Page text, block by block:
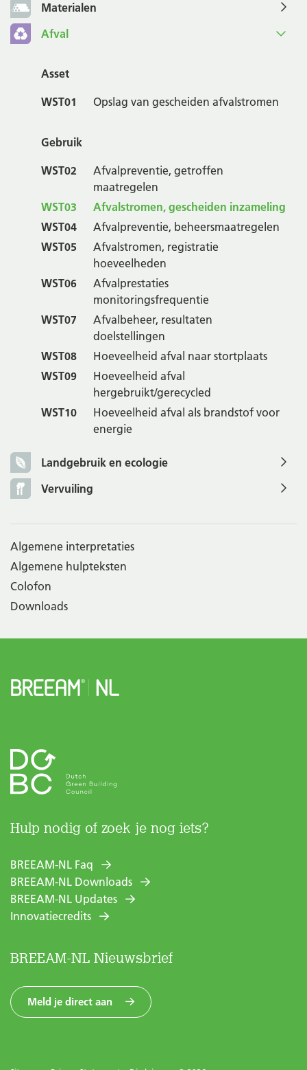
Materialen
Afval
Asset
WST01 Opslag van gescheiden afvalstromen
Gebruik
WST02
Afvalpreventie, getroffen
maatregelen
WST03
Afvalstromen, gescheiden inzameling
WST04
Afvalpreventie, beheersmaatregelen
WST05
Afvalstromen, registratie
hoeveelheden
WST06
Afvalprestaties
monitoringsfrequentie
WST07
Afvalbeheer, resultaten
doelstellingen
WST08
Hoeveelheid afval naar stortplaats
WST09
Hoeveelheid afval
hergebruikt/gerecycled
WST10
Hoeveelheid afval als brandstof voor
energie
Landgebruik en ecologie
Vervuiling
Algemene interpretaties
Algemene hulpteksten
Colofon
Downloads
Hulp nodig of zoek je nog iets?
BREEAM-NL Faq
BREEAM-NL Downloads
BREEAM-NL Updates
Innovatiecredits
BREEAM-NL Nieuwsbrief
Meld je direct aan